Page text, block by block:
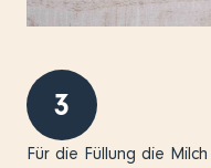
3
Für die Füllung die